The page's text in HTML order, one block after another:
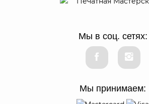
Мы в соц. сетях:
Мы принимаем: